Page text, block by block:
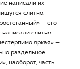
написали их
слитно.
— его
слитно.
яркая» —
раздельное
наоборот, часть